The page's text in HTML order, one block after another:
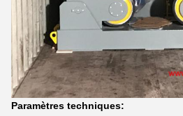
Paramètres techniques: